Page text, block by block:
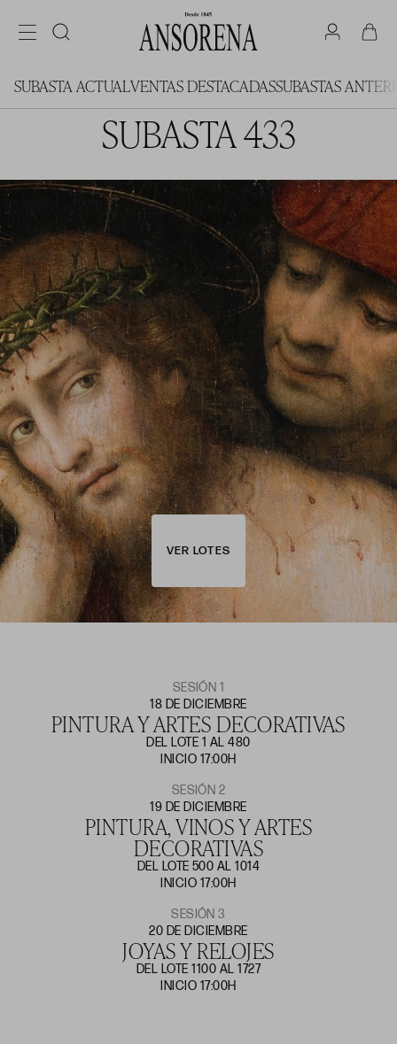
SUBASTA ACTUALVENTAS DESTACADASSUBASTAS
SUBASTA 433
VER LOTES
SESIÓN 1
18 DE DICIEMBRE
PINTURA Y ARTES DECORATIVAS
DEL LOTE 1 AL 480
INICIO 17:00H
SESIÓN 2
19 DE DICIEMBRE
PINTURA, VINOS Y ARTES
DECORATIVAS
DEL LOTE 500 AL 1014
INICIO 17:00H
SESIÓN 3
20 DE DICIEMBRE
JOYAS Y RELOJES
DEL LOTE 1100 AL 1727
INICIO 17:00H